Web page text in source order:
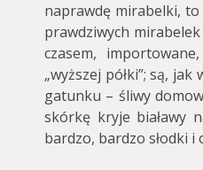
naprawdę mirabelki, to
prawdziwych
czasem,
„wyższej półki”; są,
gatunku – śliwy
skórkę kryje białawy
bardzo, bardzo słodki i